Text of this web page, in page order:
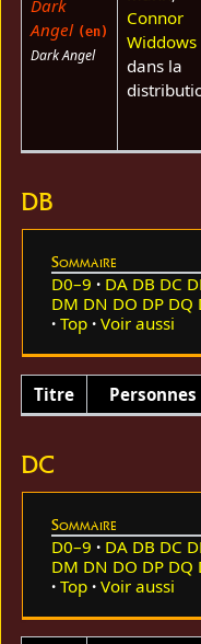
Dark
Angel (en)
Dark Angel
Connor
Widdows
dans la
DB
Sommaire
D0–9 DA DB DC
DM DN DO DP DQ
Top
Voir aussi
Titre
DC
Sommaire
D0–9 DA DB DC
DM DN DO DP DQ
Top
Voir aussi